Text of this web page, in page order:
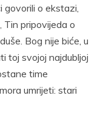
govorili o ekstazi,
Tin pripovijeda o
Bog nije biće, u
toj svojoj najdubljoj
time
umrijeti: stari